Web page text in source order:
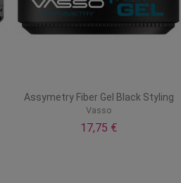
Assymetry Fiber Gel Black Styling
Vasso
17,75 €